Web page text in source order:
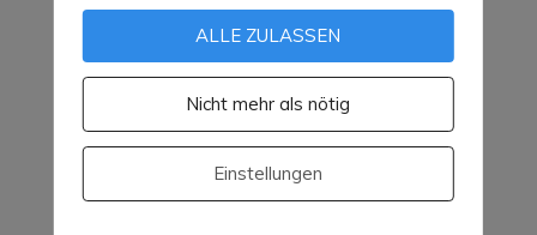
ALLE ZULASSEN
Nicht mehr als nötig
Einstellungen